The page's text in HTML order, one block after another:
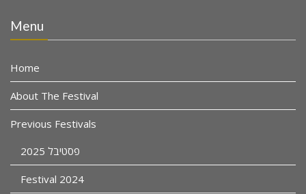
Menu
Home
About The Festival
Previous Festivals
פסטיבל 2025
Festival 2024